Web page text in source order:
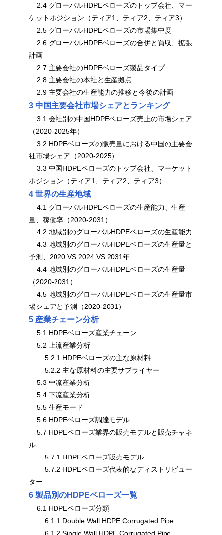
ケットポジション（ティア1、ティア2、ティア3）
    2.5 グローバルHDPEベローズの市場集中度
計画
    2.7 主要会社のHDPEベローズ製品タイプ
    2.8 主要会社の本社と生産拠点
    2.9 主要会社の生産能力の推移と今後の計画
3 中国主要会社市場シェアとランキング
    3.1 会社別の中国HDPEベローズ売上の市場シェア
（2020-2025年）
    3.2 HDPEベローズの販売量における中国の主要会
社市場シェア（2020-2025）
    3.3 中国HDPEベローズのトップ会社、マーケット
ポジション（ティア1、ティア2、ティア3）
4 世界の生産地域
    4.1 グローバルHDPEベローズの生産能力、生産
量、稼働率（2020-2031）
    4.2 地域別のグローバルHDPEベローズの生産能力
    4.3 地域別のグローバルHDPEベローズの生産量と
予測、2020 VS 2024 VS 2031年
    4.4 地域別のグローバルHDPEベローズの生産量
（2020-2031）
    4.5 地域別のグローバルHDPEベローズの生産量市
場シェアと予測（2020-2031）
5 産業チェーン分析
    5.1 HDPEベローズ産業チェーン
    5.2 上流産業分析
        5.2.1 HDPEベローズの主な原材料
        5.2.2 主な原材料の主要サプライヤー
    5.3 中流産業分析
    5.4 下流産業分析
    5.5 生産モード
    5.6 HDPEベローズ調達モデル
    5.7 HDPEベローズ業界の販売モデルと販売チャネ
ル
        5.7.1 HDPEベローズ販売モデル
        5.7.2 HDPEベローズ代表的なディストリビュー
ター
6 製品別のHDPEベローズ一覧
    6.1 HDPEベローズ分類
        6.1.1 Double Wall HDPE Corrugated Pipe
        6.1.2 Single Wall HDPE Corrugated Pipe